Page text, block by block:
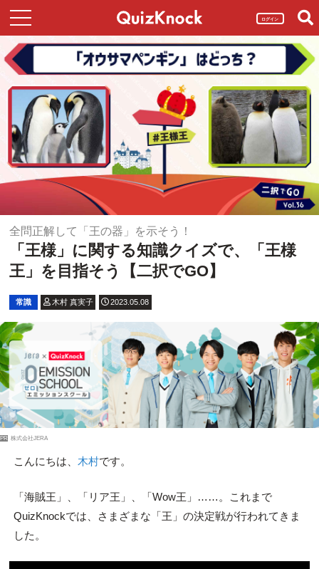
ログイン
全問正解して「王の器」を示そう！
「王様」に関する知識クイズで、「王様
王」を目指そう【二択でGO】
常識 木村 真実子 2023.05.08
PR 株式会社JERA
こんにちは、 木村です。
「海賊王」、「リア王」、「Wow王」……。これまで
QuizKnockでは、さまざまな「王」の決定戦が行われてきま
した。